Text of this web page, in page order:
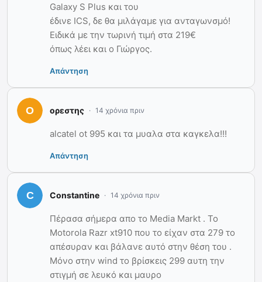
Galaxy S Plus και του
έδινε ICS, δε θα μιλάγαμε για ανταγωνσμό!
Ειδικά με την τωρινή τιμή στα 219€
όπως λέει και ο Γιώργος.
Απάντηση
ορεστης 14 χρόνια πριν
alcatel ot 995 και τα μυαλα στα καγκελα!!!
Απάντηση
Constantine 14 χρόνια πριν
Πέρασα σήμερα απο το Media Markt . To
Motorola Razr xt910 που το είχαν στα 279 το
απέσυραν και βάλανε αυτό στην θέση του .
Μόνο στην wind το βρίσκεις 299 αυτη την
στιγμή σε λευκό και μαυρο